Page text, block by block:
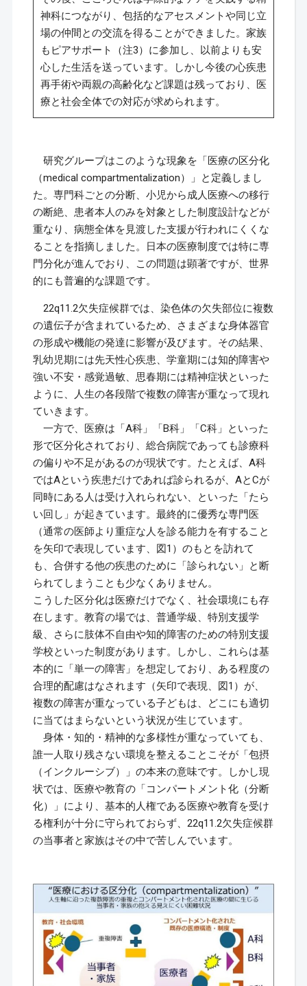
神科につながり、包括的なアセスメントや同じ立
場の仲間との交流を得ることができました。家族
もピアサポート（注3）に参加し、以前よりも安
心した生活を送っています。しかし今後の心疾患
再手術や両親の高齢化など課題は残っており、医
療と社会全体での対応が求められます。
研究グループはこのような現象を「医療の区分化
（medical compartmentalization）」と定義しまし
た。専門科ごとの分断、小児から成人医療への移行
の断絶、患者本人のみを対象とした制度設計などが
重なり、病態全体を見渡した支援が行われにくくな
ることを指摘しました。日本の医療制度では特に専
門分化が進んでおり、この問題は顕著ですが、世界
的にも普遍的な課題です。
22q11.2欠失症候群では、染色体の欠失部位に複数
の遺伝子が含まれているため、さまざまな身体器官
の形成や機能の発達に影響が及びます。その結果、
乳幼児期には先天性心疾患、学童期には知的障害や
強い不安・感覚過敏、思春期には精神症状といった
ように、人生の各段階で複数の障害が重なって現れ
ていきます。
一方で、医療は「A科」「B科」「C科」といった
形で区分化されており、総合病院であっても診療科
の偏りや不足があるのが現状です。たとえば、A科
ではAという疾患だけであれば診られるが、AとCが
同時にある人は受け入れられない、といった「たら
い回し」が起きています。最終的に優秀な専門医
（通常の医師より重症な人を診る能力を有すること
を矢印で表現しています、図1）のもとを訪れて
も、合併する他の疾患のために「診られない」と断
られてしまうことも少なくありません。
こうした区分化は医療だけでなく、社会環境にも存
在します。教育の場では、普通学級、特別支援学
級、さらに肢体不自由や知的障害のための特別支援
学校といった制度があります。しかし、これらは基
本的に「単一の障害」を想定しており、ある程度の
合理的配慮はなされます（矢印で表現、図1）が、
複数の障害が重なっている子どもは、どこにも適切
に当てはまらないという状況が生じています。
身体・知的・精神的な多様性が重なっていても、
誰一人取り残さない環境を整えることこそが「包摂
（インクルーシブ）」の本来の意味です。しかし現
状では、医療や教育の「コンパートメント化（分断
化）」により、基本的人権である医療や教育を受け
る権利が十分に守られておらず、22q11.2欠失症候群
の当事者と家族はその中で苦しんでいます。